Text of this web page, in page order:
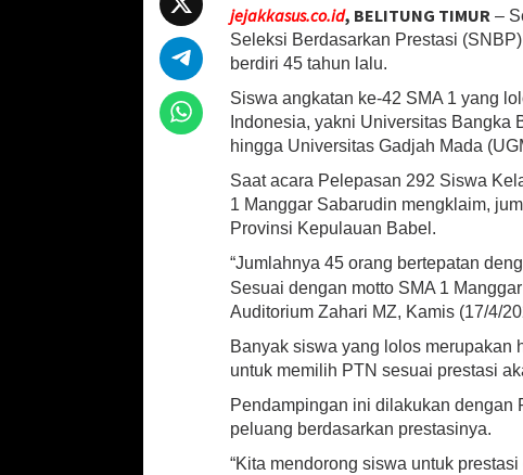
i
b
e
b
a
g
i
P
T
at
sA
p
p
b
o
o
k
ai ar
jejakkasus.co.id, BELITUNG TIMUR –
Seleksi Berdasarkan Prestasi
berdiri 45 tahun lalu.
Siswa angkatan ke-42 SMA 1 yang
Indonesia, yakni Universitas
hingga Universitas Gadjah Mada
Saat acara Pelepasan 292 Siswa
1 Manggar Sabarudin mengklaim,
Provinsi Kepulauan Babel.
“Jumlahnya 45 orang bertepatan
Sesuai dengan motto SMA 1 Manggar
Auditorium Zahari MZ, Kamis (17/4/
Banyak siswa yang lolos merupakan
untuk memilih PTN sesuai prestasi
Pendampingan ini dilakukan dengan
peluang berdasarkan prestasinya.
“Kita mendorong siswa untuk